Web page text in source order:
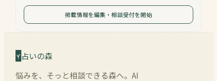
掲載情報を編集・相談受付を開始
占いの森
悩みを、そっと相談できる森へ。AI